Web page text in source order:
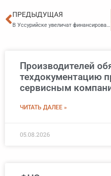
Пред
ПРЕДЫДУЩАЯ
В Уссурийске увеличат финансирование программы переселения граждан из аварийного жилья
Производителей
техдокументацию
сервисным
ЧИТАТЬ ДАЛЕЕ »
05.08.2026